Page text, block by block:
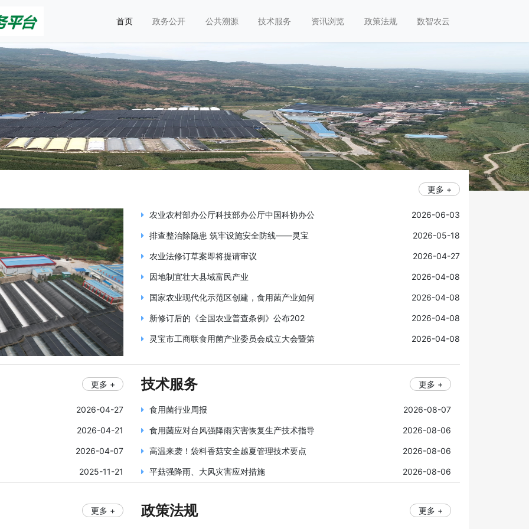
首页 政务公开 公共溯源 技术服务 资讯浏览 政策法规 数智农云
更多 +
农业农村部办公厅科技部办公厅中国科协办公 2026-06-03
排查整治除隐患 筑牢设施安全防线——灵宝 2026-05-18
农业法修订草案即将提请审议 2026-04-27
因地制宜壮大县域富民产业 2026-04-08
国家农业现代化示范区创建，食用菌产业如何 2026-04-08
新修订后的《全国农业普查条例》公布202 2026-04-08
灵宝市工商联食用菌产业委员会成立大会暨第 2026-04-08
更多 +
2026-04-27
2026-04-21
2026-04-07
2025-11-21
技术服务 更多 +
食用菌行业周报 2026-08-07
食用菌应对台风强降雨灾害恢复生产技术指导 2026-08-06
高温来袭！袋料香菇安全越夏管理技术要点 2026-08-06
平菇强降雨、大风灾害应对措施 2026-08-06
更多 + 政策法规 更多 +